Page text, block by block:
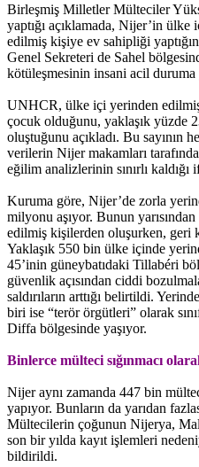
Birleşmiş Milletler Mülteciler
yaptığı açıklamada, Nijer’in
edilmiş kişiye ev sahipliği
Genel Sekreteri de Sahel
kötüleşmesinin insani acil duruma
UNHCR, ülke içi yerinden edilmiş
çocuk olduğunu, yaklaşık yüzde
oluştuğunu açıkladı. Bu sayının
verilerin Nijer makamları
eğilim analizlerinin sınırlı kaldığı
Kuruma göre, Nijer’de zorla
milyonu aşıyor. Bunun
edilmiş kişilerden oluşurken, geri
Yaklaşık 550 bin ülke içinde
45’inin güneybatıdaki Tillabéri
güvenlik açısından ciddi
saldırıların arttığı belirtildi.
biri ise “terör örgütleri” olarak
Diffa bölgesinde yaşıyor.
Binlerce mülteci sığınmacı
Nijer aynı zamanda 447 bin
yapıyor. Bunların da yarıdan
Mültecilerin çoğunun Nijerya,
son bir yılda kayıt işlemleri
bildirildi.